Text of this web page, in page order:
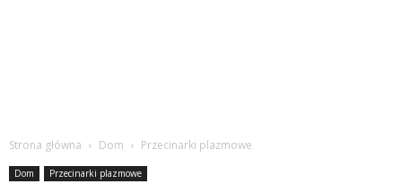
Strona główna Dom Przecinarki plazmowe
Dom Przecinarki plazmowe